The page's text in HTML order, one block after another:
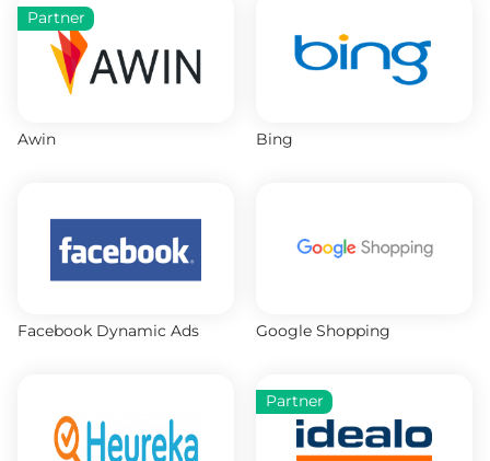
Partner
Awin Bing
Facebook Dynamic Ads Google Shopping
Partner